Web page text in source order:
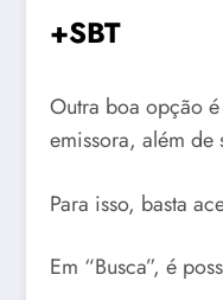
+SBT
Outra boa opção
emissora, além de
Para isso, basta
Em “Busca”, é